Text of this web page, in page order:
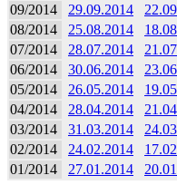
09/2014
29.09.2014
08/2014
25.08.2014
07/2014
28.07.2014
06/2014
30.06.2014
05/2014
26.05.2014
04/2014
28.04.2014
03/2014
31.03.2014
02/2014
24.02.2014
01/2014
27.01.2014